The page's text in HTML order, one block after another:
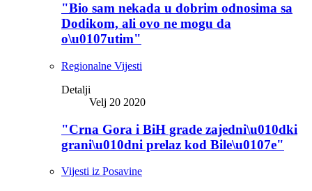
"Bio sam nekada u dobrim odnosima sa
Dodikom, ali ovo ne mogu da
o\u0107utim"
Regionalne Vijesti
Detalji
Velj 20 2020
"Crna Gora i BiH grade zajedni\u010dki
grani\u010dni prelaz kod Bile\u0107e"
Vijesti iz Posavine